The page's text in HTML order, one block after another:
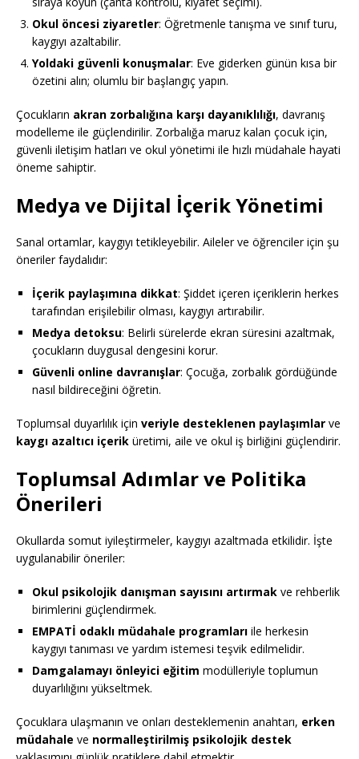
Okul öncesi ziyaretler: Öğretmenle tanışma ve sınıf turu,
kaygıyı azaltabilir.
Yoldaki güvenli konuşmalar: Eve giderken günün kısa bir
özetini alın; olumlu bir başlangıç yapın.
Çocukların akran zorbalığına karşı dayanıklılığı, davranış
modelleme ile güçlendirilir. Zorbalığa maruz kalan çocuk için,
güvenli iletişim hatları ve okul yönetimi ile hızlı müdahale hayati
öneme sahiptir.
Medya ve Dijital İçerik Yönetimi
Sanal ortamlar, kaygıyı tetikleyebilir. Aileler ve öğrenciler için şu
öneriler faydalıdır:
İçerik paylaşımına dikkat: Şiddet içeren içeriklerin herkes
tarafından erişilebilir olması, kaygıyı artırabilir.
Medya detoksu: Belirli sürelerde ekran süresini azaltmak,
çocukların duygusal dengesini korur.
Güvenli online davranışlar: Çocuğa, zorbalık gördüğünde
nasıl bildireceğini öğretin.
Toplumsal duyarlılık için veriyle desteklenen paylaşımlar ve
kaygı azaltıcı içerik üretimi, aile ve okul iş birliğini güçlendirir.
Toplumsal Adımlar ve Politika
Önerileri
Okullarda somut iyileştirmeler, kaygıyı azaltmada etkilidir. İşte
uygulanabilir öneriler:
Okul psikolojik danışman sayısını artırmak ve rehberlik
birimlerini güçlendirmek.
EMPATİ odaklı müdahale programları ile herkesin
kaygıyı tanıması ve yardım istemesi teşvik edilmelidir.
Damgalamayı önleyici eğitim modülleriyle toplumun
duyarlılığını yükseltmek.
Çocuklara ulaşmanın ve onları desteklemenin anahtarı, erken
müdahale ve normalleştirilmiş psikolojik destek